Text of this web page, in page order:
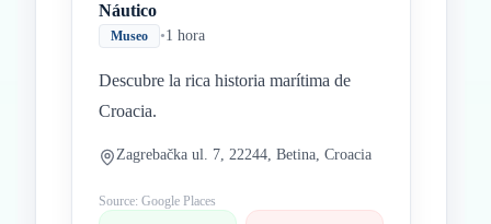
Náutico
Museo •1 hora
Descubre la rica historia marítima de
Croacia.
Zagrebačka ul. 7, 22244, Betina, Croacia
Source: Google Places